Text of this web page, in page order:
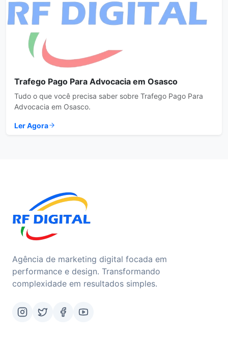
Trafego Pago Para Advocacia em Osasco
Tudo o que você precisa saber sobre Trafego Pago Para
Advocacia em Osasco.
Ler Agora
Agência de marketing digital focada em
performance e design. Transformando
complexidade em resultados simples.